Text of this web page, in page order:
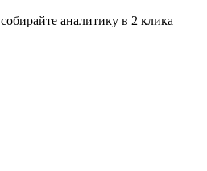
аналитику в 2 клика